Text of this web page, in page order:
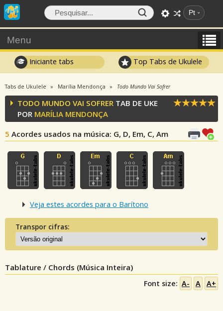
Pt
Menu
Iniciante tabs Top Tabs de Ukulele
Tabs de Ukulele Marília Mendonça Todo Mundo Vai Sofrer
TODO MUNDO VAI SOFRER TAB DE UKE
POR MARÍLIA MENDONÇA
5 Acordes usados na música: G, D, Em, C, Am
Veja estes acordes para o Barítono
Transpor cifras:
Tablature / Chords (Música Inteira)
Font size: A- A A+